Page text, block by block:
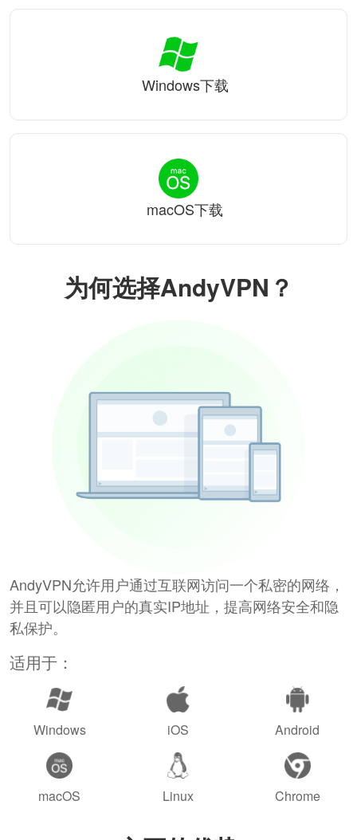
为何选择AndyVPN？
AndyVPN允许用户通过互联网访问一个私密的网络，
并且可以隐匿用户的真实IP地址，提高网络安全和隐
私保护。
适用于：
Windows iOS Android
macOS Linux Chrome
Windows下载
macOS下载